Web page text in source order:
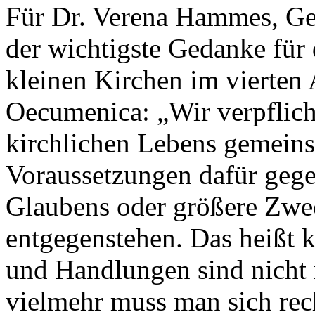
Für Dr. Verena Hammes,
der wichtigste Gedanke
kleinen Kirchen im vierten
Oecumenica: „Wir
kirchlichen Lebens
Voraussetzungen dafür
Glaubens oder größere
entgegenstehen. Das
und Handlungen sind
vielmehr muss man sich